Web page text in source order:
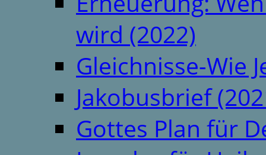
wird (2022)
Gleichnisse-Wie
Jakobusbrief
Gottes Plan für